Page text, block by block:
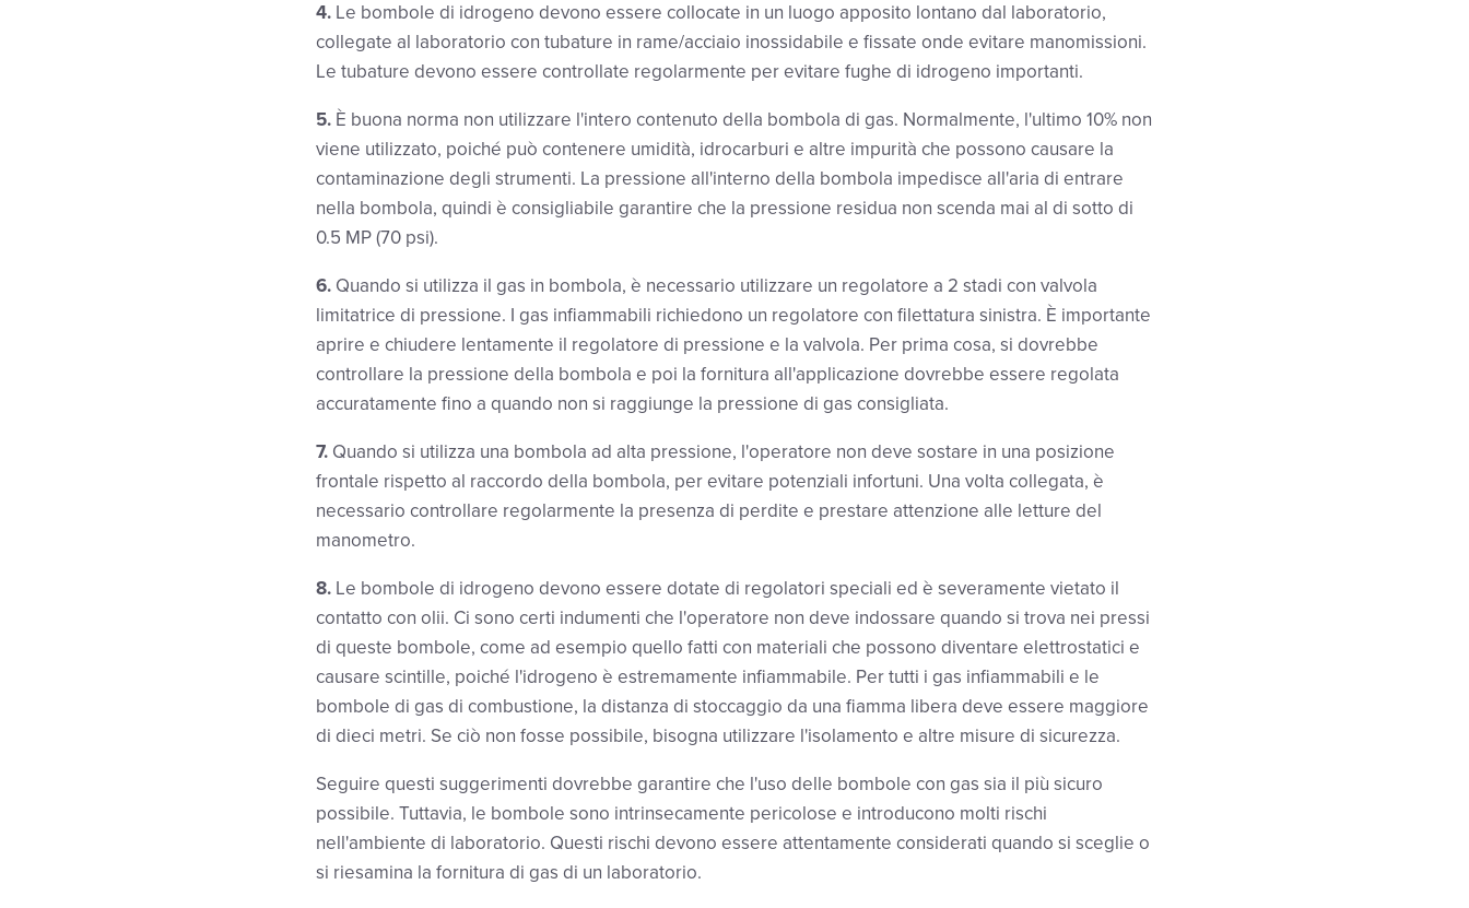
4.Le bombole di idrogeno devono essere collocate in un luogo apposito lontano dal laboratorio,
collegate al laboratorio con tubature in rame/acciaio inossidabile e fissate onde evitare manomissioni.
Le tubature devono essere controllate regolarmente per evitare fughe di idrogeno importanti.
5.È buona norma non utilizzare l'intero contenuto della bombola di gas. Normalmente, l'ultimo 10% non
viene utilizzato, poiché può contenere umidità, idrocarburi e altre impurità che possono causare la
contaminazione degli strumenti. La pressione all'interno della bombola impedisce all'aria di entrare
nella bombola, quindi è consigliabile garantire che la pressione residua non scenda mai al di sotto di
0.5 MP (70 psi).
6.Quando si utilizza il gas in bombola, è necessario utilizzare un regolatore a 2 stadi con valvola
limitatrice di pressione. I gas infiammabili richiedono un regolatore con filettatura sinistra. È importante
aprire e chiudere lentamente il regolatore di pressione e la valvola. Per prima cosa, si dovrebbe
controllare la pressione della bombola e poi la fornitura all'applicazione dovrebbe essere regolata
accuratamente fino a quando non si raggiunge la pressione di gas consigliata.
7.Quando si utilizza una bombola ad alta pressione, l'operatore non deve sostare in una posizione
frontale rispetto al raccordo della bombola, per evitare potenziali infortuni. Una volta collegata, è
necessario controllare regolarmente la presenza di perdite e prestare attenzione alle letture del
manometro.
8.Le bombole di idrogeno devono essere dotate di regolatori speciali ed è severamente vietato il
contatto con olii. Ci sono certi indumenti che l'operatore non deve indossare quando si trova nei pressi
di queste bombole, come ad esempio quello fatti con materiali che possono diventare elettrostatici e
causare scintille, poiché l'idrogeno è estremamente infiammabile. Per tutti i gas infiammabili e le
bombole di gas di combustione, la distanza di stoccaggio da una fiamma libera deve essere maggiore
di dieci metri. Se ciò non fosse possibile, bisogna utilizzare l'isolamento e altre misure di sicurezza.
Seguire questi suggerimenti dovrebbe garantire che l'uso delle bombole con gas sia il più sicuro
possibile. Tuttavia, le bombole sono intrinsecamente pericolose e introducono molti rischi
nell'ambiente di laboratorio. Questi rischi devono essere attentamente considerati quando si sceglie o
si riesamina la fornitura di gas di un laboratorio.